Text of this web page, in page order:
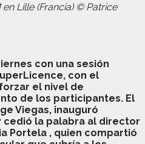
Lille (Francia) © Patrice
con una sesión
con el
el nivel de
de los participantes. El
Viegas, inauguró
cedió la palabra al director
Portela , quien compartió